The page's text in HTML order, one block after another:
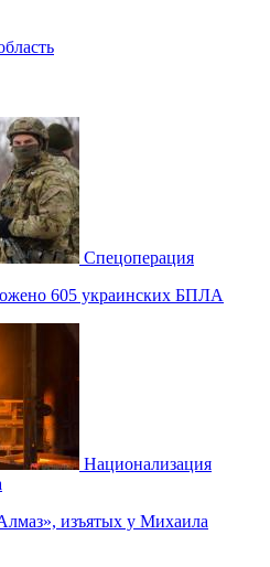
Спецоперация
605 украинских БПЛА
Национализация
изъятых у Михаила